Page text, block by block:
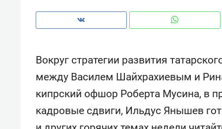
Вокруг стратегии развития
между Василем Шайхрахиевым и
кипрский офшор Роберта Мусина, в
кадровые сдвиги, Ильдус Янышев
«В банкротствах сегодня
ищут не активы, а людей,
которые ими управляли. Они
Опыт
с